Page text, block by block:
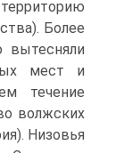
Более
вытесняли
мест и
течение
волжских
Низовья